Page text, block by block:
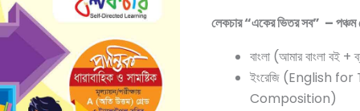
লেকচার “একের ভিতর সব” – পঞ্চম
বাংলা (আমার বাংলা বই +
ইংরেজি (English
Composition)
quantity